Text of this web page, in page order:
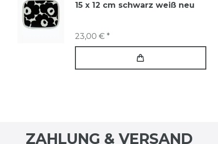
15 x 12 cm schwarz weiß neu
23,00 € *
ZAHLUNG & VERSAND